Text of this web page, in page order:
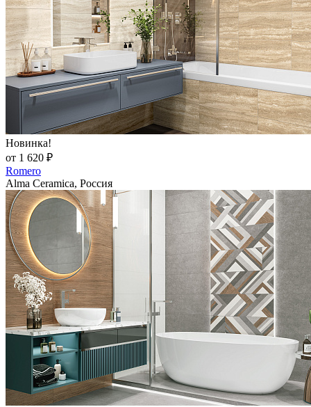
Новинка!
от 1 620 ₽
Romero
Alma Ceramica, Россия